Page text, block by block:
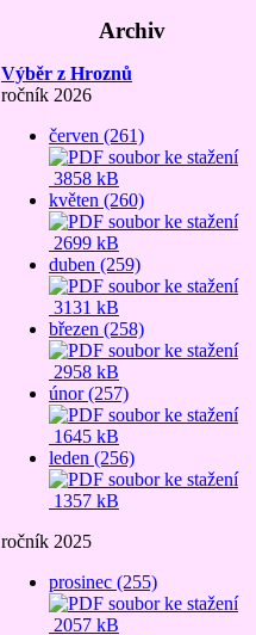
Archiv
Výběr z Hroznů
ročník 2026
červen (261)
3858 kB
květen (260)
2699 kB
duben (259)
3131 kB
březen (258)
2958 kB
únor (257)
1645 kB
leden (256)
1357 kB
ročník 2025
prosinec (255)
2057 kB